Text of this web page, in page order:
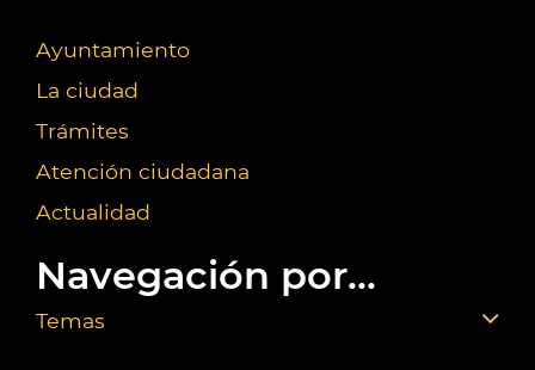
Ayuntamiento
La ciudad
Trámites
Atención ciudadana
Actualidad
Navegación por...
Temas